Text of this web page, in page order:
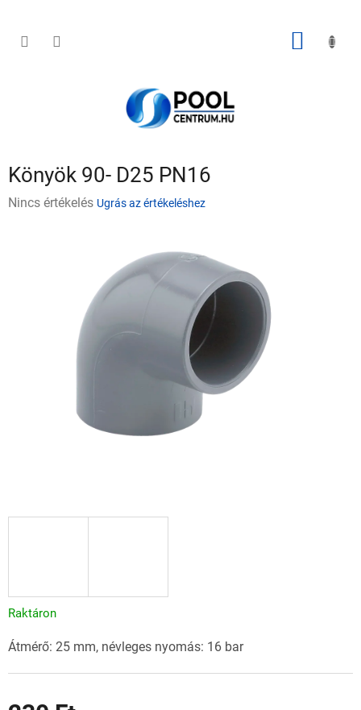
KOSÁR
Könyök 90- D25 PN16
ANincs értékelés Ugrás az értékeléshez
Raktáron
Átmérő: 25 mm, névleges nyomás: 16 bar